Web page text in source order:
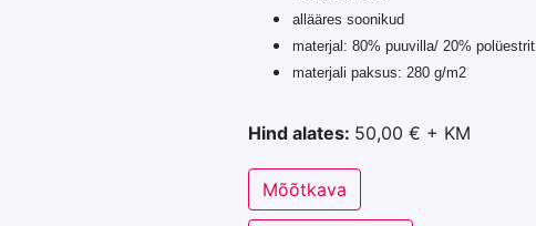
allääres soonikud
materjal: 80% puuvilla/ 20% polüestrit
materjali paksus: 280 g/m2
Hind alates: 50,00 € + KM
Mõõtkava